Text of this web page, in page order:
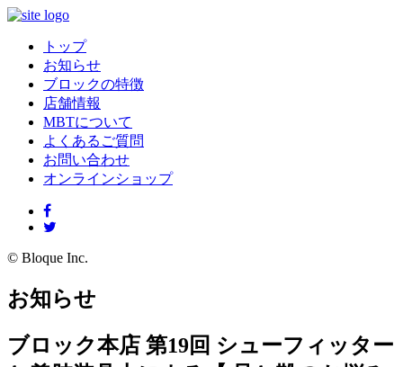
トップ
お知らせ
ブロックの特徴
店舗情報
MBTについて
よくあるご質問
お問い合わせ
オンラインショップ
© Bloque Inc.
お知らせ
ブロック本店 第19回 シューフィッター